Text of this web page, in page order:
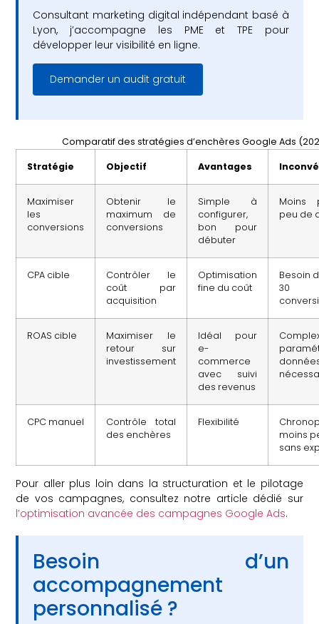
Consultant marketing digital indépendant basé à
Lyon, j’accompagne les PME et TPE pour
développer leur visibilité en ligne.
Demander un audit gratuit
Comparatif des stratégies d’enchères Google Ads
Stratégie Objectif Avantages
Maximiser
les
conversions
Obtenir le
maximum de
conversions
Simple à
configurer,
bon pour
débuter
Moins
peu de
CPA cible
Contrôler le
coût par
acquisition
Optimisation
fine du coût
Besoin
30
ROAS cible
Maximiser le
retour sur
investissement
Idéal pour
e-
commerce
avec suivi
des revenus
CPC manuel
Contrôle total
des enchères
Flexibilité
moins
sans
Pour aller plus loin dans la structuration et le pilotage
de vos campagnes, consultez notre article dédié sur
l’optimisation avancée des campagnes Google Ads.
Besoin d’un
accompagnement
personnalisé ?